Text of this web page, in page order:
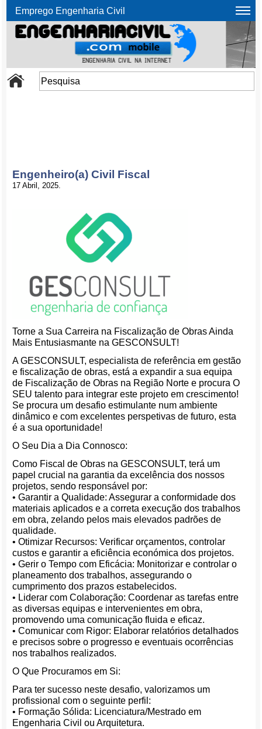
Emprego Engenharia Civil
Engenheiro(a) Civil Fiscal
17 Abril, 2025.
Torne a Sua Carreira na Fiscalização de Obras Ainda
Mais Entusiasmante na GESCONSULT!
A GESCONSULT, especialista de referência em gestão
e fiscalização de obras, está a expandir a sua equipa
de Fiscalização de Obras na Região Norte e procura O
SEU talento para integrar este projeto em crescimento!
Se procura um desafio estimulante num ambiente
dinâmico e com excelentes perspetivas de futuro, esta
é a sua oportunidade!
O Seu Dia a Dia Connosco:
Como Fiscal de Obras na GESCONSULT, terá um
papel crucial na garantia da excelência dos nossos
projetos, sendo responsável por:
• Garantir a Qualidade: Assegurar a conformidade dos
materiais aplicados e a correta execução dos trabalhos
em obra, zelando pelos mais elevados padrões de
qualidade.
• Otimizar Recursos: Verificar orçamentos, controlar
custos e garantir a eficiência económica dos projetos.
• Gerir o Tempo com Eficácia: Monitorizar e controlar o
planeamento dos trabalhos, assegurando o
cumprimento dos prazos estabelecidos.
• Liderar com Colaboração: Coordenar as tarefas entre
as diversas equipas e intervenientes em obra,
promovendo uma comunicação fluida e eficaz.
• Comunicar com Rigor: Elaborar relatórios detalhados
e precisos sobre o progresso e eventuais ocorrências
nos trabalhos realizados.
O Que Procuramos em Si:
Para ter sucesso neste desafio, valorizamos um
profissional com o seguinte perfil:
• Formação Sólida: Licenciatura/Mestrado em
Engenharia Civil ou Arquitetura.